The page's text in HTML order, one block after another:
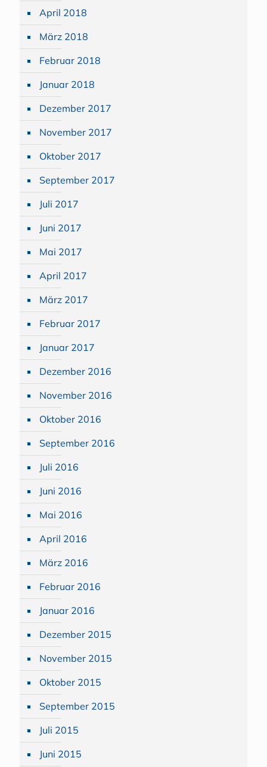
April 2018
März 2018
Februar 2018
Januar 2018
Dezember 2017
November 2017
Oktober 2017
September 2017
Juli 2017
Juni 2017
Mai 2017
April 2017
März 2017
Februar 2017
Januar 2017
Dezember 2016
November 2016
Oktober 2016
September 2016
Juli 2016
Juni 2016
Mai 2016
April 2016
März 2016
Februar 2016
Januar 2016
Dezember 2015
November 2015
Oktober 2015
September 2015
Juli 2015
Juni 2015